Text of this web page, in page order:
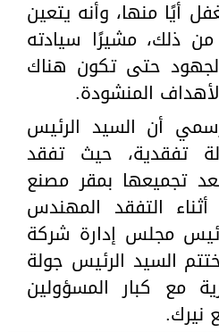
أيًا منها، وأنه يتعين
ذلك، مشيرًا سيادته
حتى تكون هناك
المنشودة.
أن السيد الرئيس
تفقدية، حيث تفقد
تجميعها بمقر مصنع
التفقد المهندس
مجلس إدارة شركة
السيد الرئيس جولة
مع كبار المسؤولين
نيرك.